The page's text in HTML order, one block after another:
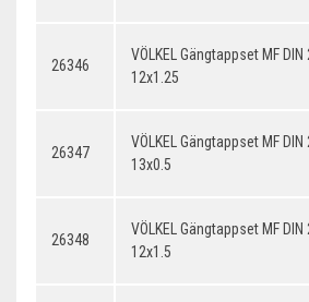
26346
VÖLKEL Gängtappset MF DIN
12x1.25
26347
VÖLKEL Gängtappset MF DIN
13x0.5
26348
VÖLKEL Gängtappset MF DIN
12x1.5